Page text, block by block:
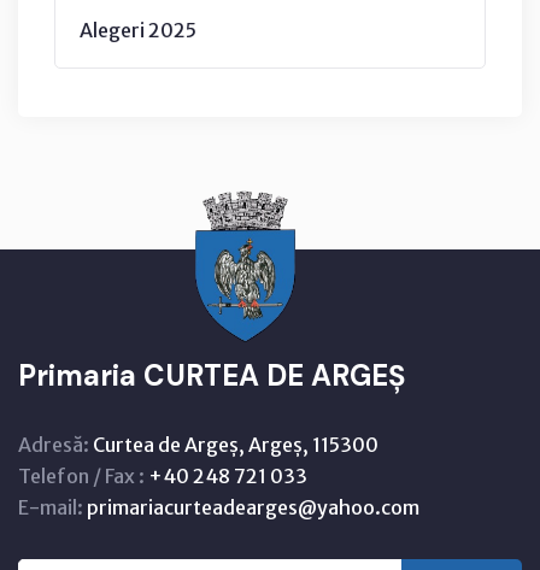
Alegeri 2025
Primaria CURTEA DE ARGEȘ
Adresă: Curtea de Argeș, Argeș, 115300
Telefon / Fax : +40 248 721 033
E-mail: primariacurteadearges@yahoo.com